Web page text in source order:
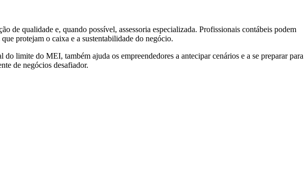
de qualidade e, quando possível, assessoria especializada. Profissionais contábeis podem
protejam o caixa e a sustentabilidade do negócio.
limite do MEI, também ajuda os empreendedores a antecipar cenários e a se preparar para
de negócios desafiador.